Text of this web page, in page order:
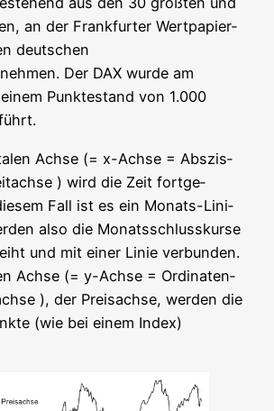
an der Frank­fur­ter Wert­pa­pier­
deut­schen
Der DAX wur­de am
Punk­te­stand von 1.000
Ach­se (= x-Ach­se = Abszis­
) wird die Zeit fort­ge­
Fall ist es ein Monats-Lini­
also die Monats­schluss­kur­se
und mit einer Linie ver­bun­den.
Ach­se (= y-Ach­se = Ordi­na­ten­
), der Prei­sach­se, wer­den die
(wie bei einem Index)